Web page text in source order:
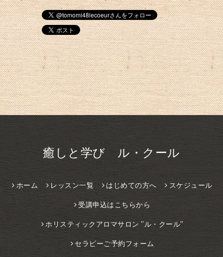
癒しと学び ル・クール
ホーム レッスン一覧 はじめての方へ スケジュール
受講申込はこちらから
ホリスティックアロマサロン ”ル・クール”
セラピーご予約フォーム